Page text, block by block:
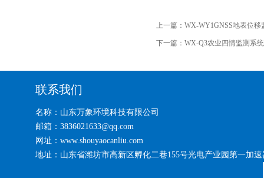
上一篇： WX-WY1GNSS地表位移
下一篇： WX-Q3农业四情监测系统
联系我们
名称：山东万象环境科技有限公司
邮箱：3836021633@qq.com
网址：www.shouyaocanliu.com
地址：山东省潍坊市高新区孵化二巷155号光电产业园第一加